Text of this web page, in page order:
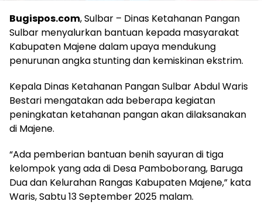
Bugispos.com, Sulbar – Dinas Ketahanan Pangan
Sulbar menyalurkan bantuan kepada masyarakat
Kabupaten Majene dalam upaya mendukung
penurunan angka stunting dan kemiskinan ekstrim.
Kepala Dinas Ketahanan Pangan Sulbar Abdul Waris
Bestari mengatakan ada beberapa kegiatan
peningkatan ketahanan pangan akan dilaksanakan
di Majene.
“Ada pemberian bantuan benih sayuran di tiga
kelompok yang ada di Desa Pamboborang, Baruga
Dua dan Kelurahan Rangas Kabupaten Majene,” kata
Waris, Sabtu 13 September 2025 malam.